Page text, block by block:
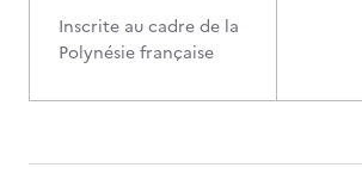
Inscrite au cadre de la
Polynésie française